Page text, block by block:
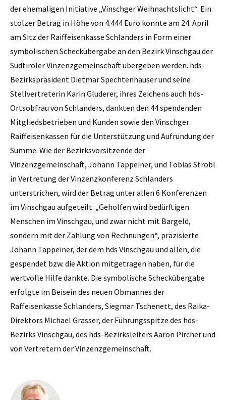
der ehemaligen Initiative „Vinschger Weihnachtslicht“. Ein
stolzer Betrag in Höhe von 4.444 Euro konnte am 24. April
am Sitz der Raiffeisenkasse Schlanders in Form einer
symbolischen Scheckübergabe an den Bezirk Vinschgau der
Südtiroler Vinzenzgemeinschaft übergeben werden. hds-
Bezirkspräsident Dietmar Spechtenhauser und seine
Stellvertreterin Karin Gluderer, ihres Zeichens auch hds-
Ortsobfrau von Schlanders, dankten den 44 spendenden
Mitgliedsbetrieben und Kunden sowie den Vinschger
Raiffeisenkassen für die Unterstützung und Aufrundung der
Summe. Wie der Bezirksvorsitzende der
Vinzenzgemeinschaft, Johann Tappeiner, und Tobias Strobl
in Vertretung der Vinzenzkonferenz Schlanders
unterstrichen, wird der Betrag unter allen 6 Konferenzen
im Vinschgau aufgeteilt. „Geholfen wird bedürftigen
Menschen im Vinschgau, und zwar nicht mit Bargeld,
sondern mit der Zahlung von Rechnungen“, präzisierte
Johann Tappeiner, der dem hds Vinschgau und allen, die
gespendet bzw. die Aktion mitgetragen haben, für die
wertvolle Hilfe dankte. Die symbolische Scheckübergabe
erfolgte im Beisein des neuen Obmannes der
Raffeisenkasse Schlanders, Siegmar Tschenett, des Raika-
Direktors Michael Grasser, der Führungsspitze des hds-
Bezirks Vinschgau, des hds-Bezirksleiters Aaron Pircher und
von Vertretern der Vinzenzgemeinschaft.